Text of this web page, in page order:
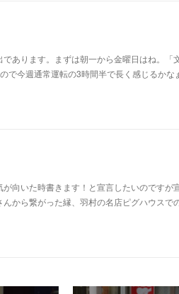
あります。まずは朝一から金曜日はね。「
で今週通常運転の3時間半で長く感じるかな
向いた時書きます！と宣言したいのですが
から繋がった縁、羽村の名店ピグハウスで